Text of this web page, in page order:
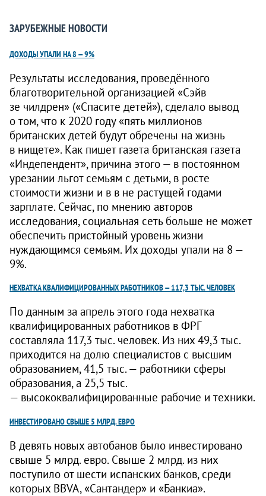
ЗАРУБЕЖНЫЕ НОВОСТИ
ДОХОДЫ УПАЛИ НА 8 — 9%
Результаты исследования, проведённого
благотворительной организацией «Сэйв
зе чилдрен» («Спасите детей»), сделало вывод
о том, что к 2020 году «пять миллионов
британских детей будут обречены на жизнь
в нищете». Как пишет газета британская газета
«Индепендент», причина этого — в постоянном
урезании льгот семьям с детьми, в росте
стоимости жизни и в в не растущей годами
зарплате. Сейчас, по мнению авторов
исследования, социальная сеть больше не может
обеспечить пристойный уровень жизни
нуждающимся семьям. Их доходы упали на 8 —
9%.
НЕХВАТКА КВАЛИФИЦИРОВАННЫХ РАБОТНИКОВ — 117,3 ТЫС. ЧЕЛОВЕК
По данным за апрель этого года нехватка
квалифицированных работников в ФРГ
составляла 117,3 тыс. человек. Из них 49,3 тыс.
приходится на долю специалистов с высшим
образованием, 41,5 тыс. — работники сферы
образования, а 25,5 тыс.
— высококвалифицированные рабочие и техники.
ИНВЕСТИРОВАНО СВЫШЕ 5 МЛРД. ЕВРО
В девять новых автобанов было инвестировано
свыше 5 млрд. евро. Свыше 2 млрд. из них
поступило от шести испанских банков, среди
которых BBVA, «Сантандер» и «Банкиа».